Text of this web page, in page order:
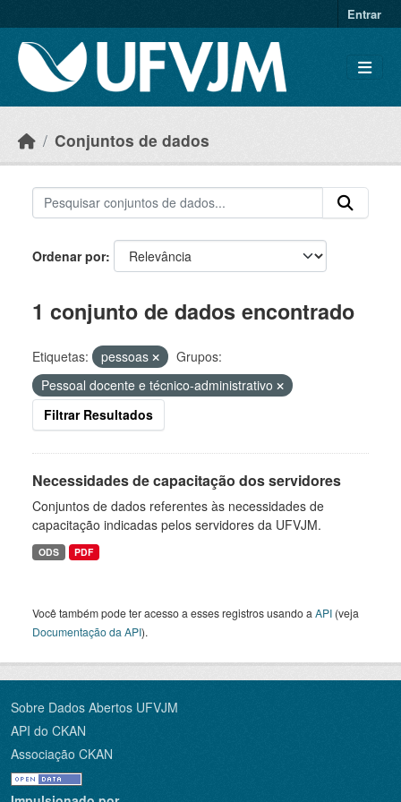
Entrar
Conjuntos de dados
Ordenar por
1 conjunto de dados encontrado
Etiquetas: pessoas
Grupos:
Pessoal docente e técnico-administrativo
Filtrar Resultados
Necessidades de capacitação dos servidores
Conjuntos de dados referentes às necessidades de
capacitação indicadas pelos servidores da UFVJM.
ODS PDF
Você também pode ter acesso a esses registros usando a API (veja
Documentação da API).
Sobre Dados Abertos UFVJM
API do CKAN
Associação CKAN